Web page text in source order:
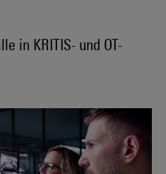
in KRITIS- und OT-